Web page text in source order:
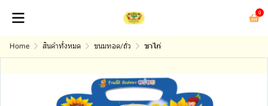
0
Home สินค้าทั้งหมด ขนมทอด/ถั่ว ขาไก่